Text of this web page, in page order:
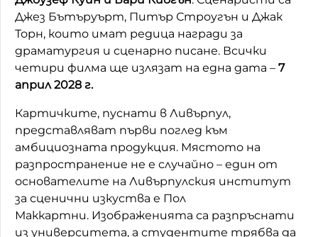
Джез Бътъруърт, Питър Строугън и Джак
Торн, които имат редица награди за
драматургия и сценарно писане. Всички
четири филма ще излязат на една дата – 7
април 2028 г.
Картичките, пуснати в Ливърпул,
представляват първи поглед към
амбициозната продукция. Мястото на
разпространение не е случайно – един от
основателите на Ливърпулския институт
за сценични изкуства е Пол
Маккартни. Изображенията са разпръснати
из университета, а студентите трябва да